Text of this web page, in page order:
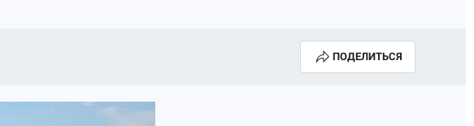
ПОДЕЛИТЬСЯ